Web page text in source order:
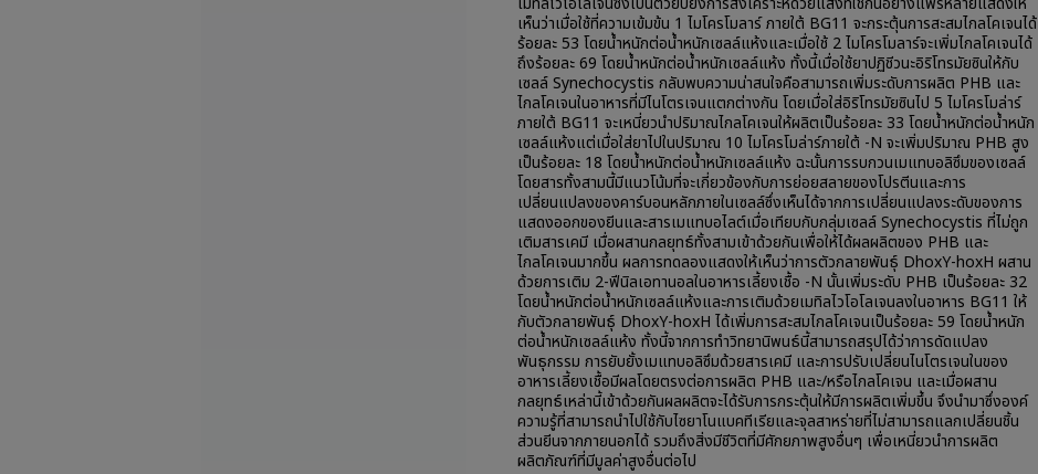
เห็นว่าเมื่อใช้ที่ความเข้มข้น 1 ไมโครโมลาร์ ภายใต้ BG11 จะกระตุ้นการสะสมไกลโคเจนได้
ร้อยละ 53 โดยน้ำหนักต่อน้ำหนักเซลล์แห้งและเมื่อใช้ 2 ไมโครโมลาร์จะเพิ่มไกลโคเจนได้
ถึงร้อยละ 69 โดยน้ำหนักต่อน้ำหนักเซลล์แห้ง ทั้งนี้เมื่อใช้ยาปฏิชีวนะอิริโทรมัยซินให้กับ
เซลล์ Synechocystis กลับพบความน่าสนใจคือสามารถเพิ่มระดับการผลิต PHB และ
ไกลโคเจนในอาหารที่มีไนโตรเจนแตกต่างกัน โดยเมื่อใส่อิริโทรมัยซินไป 5 ไมโครโมล่าร์
ภายใต้ BG11 จะเหนี่ยวนำปริมาณไกลโคเจนให้ผลิตเป็นร้อยละ 33 โดยน้ำหนักต่อน้ำหนัก
เซลล์แห้งแต่เมื่อใส่ยาไปในปริมาณ 10 ไมโครโมล่าร์ภายใต้ -N จะเพิ่มปริมาณ PHB สูง
เป็นร้อยละ 18 โดยน้ำหนักต่อน้ำหนักเซลล์แห้ง ฉะนั้นการรบกวนเมแทบอลิซึมของเซลล์
โดยสารทั้งสามนี้มีแนวโน้มที่จะเกี่ยวข้องกับการย่อยสลายของโปรตีนและการ
เปลี่ยนแปลงของคาร์บอนหลักภายในเซลล์ซึ่งเห็นได้จากการเปลี่ยนแปลงระดับของการ
แสดงออกของยีนและสารเมแทบอไลต์เมื่อเทียบกับกลุ่มเซลล์ Synechocystis ที่ไม่ถูก
เติมสารเคมี เมื่อผสานกลยุทธ์ทั้งสามเข้าด้วยกันเพื่อให้ได้ผลผลิตของ PHB และ
ไกลโคเจนมากขึ้น ผลการทดลองแสดงให้เห็นว่าการตัวกลายพันธุ์ DhoxY-hoxH ผสาน
ด้วยการเติม 2-ฟีนิลเอทานอลในอาหารเลี้ยงเชื้อ -N นั้นเพิ่มระดับ PHB เป็นร้อยละ 32
โดยน้ำหนักต่อน้ำหนักเซลล์แห้งและการเติมด้วยเมทิลไวโอโลเจนลงในอาหาร BG11 ให้
กับตัวกลายพันธุ์ DhoxY-hoxH ได้เพิ่มการสะสมไกลโคเจนเป็นร้อยละ 59 โดยน้ำหนัก
ต่อน้ำหนักเซลล์แห้ง ทั้งนี้จากการทำวิทยานิพนธ์นี้สามารถสรุปได้ว่าการดัดแปลง
พันธุกรรม การยับยั้งเมแทบอลิซึมด้วยสารเคมี และการปรับเปลี่ยนไนโตรเจนในของ
อาหารเลี้ยงเชื้อมีผลโดยตรงต่อการผลิต PHB และ/หรือไกลโคเจน และเมื่อผสาน
กลยุทธ์เหล่านี้เข้าด้วยกันผลผลิตจะได้รับการกระตุ้นให้มีการผลิตเพิ่มขึ้น จึงนำมาซึ่งองค์
ความรู้ที่สามารถนำไปใช้กับไซยาโนแบคทีเรียและจุลสาหร่ายที่ไม่สามารถแลกเปลี่ยนชิ้น
ส่วนยีนจากภายนอกได้ รวมถึงสิ่งมีชีวิตที่มีศักยภาพสูงอื่นๆ เพื่อเหนี่ยวนำการผลิต
ผลิตภัณฑ์ที่มีมูลค่าสูงอื่นต่อไป